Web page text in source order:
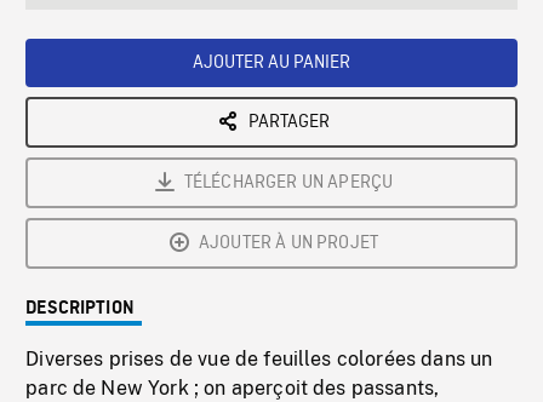
AJOUTER AU PANIER
PARTAGER
TÉLÉCHARGER UN APERÇU
AJOUTER À UN PROJET
DESCRIPTION
Diverses prises de vue de feuilles colorées dans un
parc de New York ; on aperçoit des passants,